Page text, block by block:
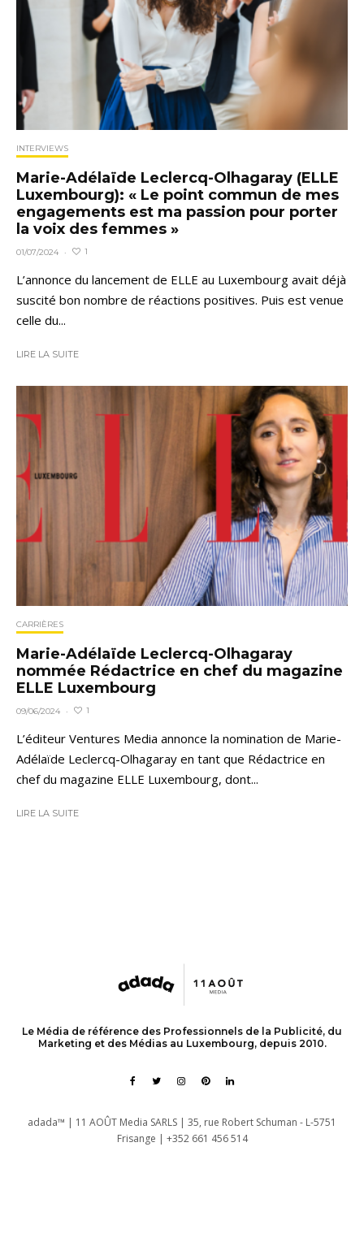
INTERVIEWS
Marie-Adélaïde Leclercq-Olhagaray (ELLE
Luxembourg): « Le point commun de mes
engagements est ma passion pour porter
la voix des femmes »
01/07/2024 · 1
L’annonce du lancement de ELLE au Luxembourg avait déjà
suscité bon nombre de réactions positives. Puis est venue
celle du...
LIRE LA SUITE
CARRIÈRES
Marie-Adélaïde Leclercq-Olhagaray
nommée Rédactrice en chef du magazine
ELLE Luxembourg
09/06/2024 · 1
L’éditeur Ventures Media annonce la nomination de Marie-
Adélaïde Leclercq-Olhagaray en tant que Rédactrice en
chef du magazine ELLE Luxembourg, dont...
LIRE LA SUITE
Le Média de référence des Professionnels de la Publicité, du
Marketing et des Médias au Luxembourg, depuis 2010.
adada™ | 11 AOÛT Media SARLS | 35, rue Robert Schuman - L-5751
Frisange | +352 661 456 514